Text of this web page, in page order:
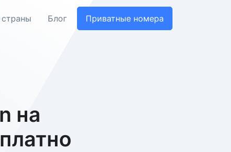
Блог Приватные номера
на